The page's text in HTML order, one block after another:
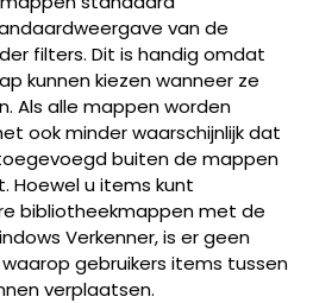
van de
filters. Dit is handig omdat
kunnen kiezen wanneer ze
Als alle mappen worden
ook minder waarschijnlijk dat
buiten de mappen
Hoewel u items kunt
bibliotheekmappen met de
Verkenner, is er geen
gebruikers items tussen
verplaatsen.